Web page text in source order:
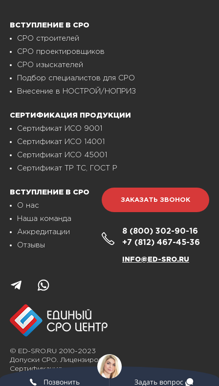
ВСТУПЛЕНИЕ В СРО
СРО строителей
СРО проектировщиков
СРО изыскателей
Подбор специалистов для СРО
Внесение в НОСТРОЙ/НОПРИЗ
СЕРТИФИКАЦИЯ ПРОДУКЦИИ
Сертификат ИСО 9001
Сертификат ИСО 14001
Сертификат ИСО 45001
Сертификат ТР ТС, ГОСТ Р
ВСТУПЛЕНИЕ В СРО
О нас
Наша команда
Аккредитации
Отзывы
ЗАКАЗАТЬ ЗВОНОК
8 (800) 302-90-16
+7 (812) 467-45-36
INFO@ED-SRO.RU
© ED-SRO.RU 2010-2023
Допуски СРО. Лицензирование.
Сертификация
Позвонить Задать вопрос